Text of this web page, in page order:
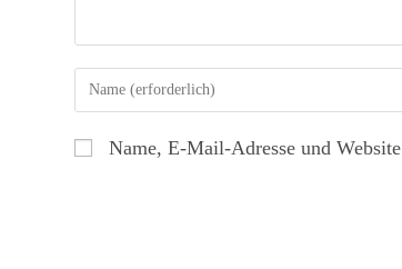
Name, E-Mail-Adresse und